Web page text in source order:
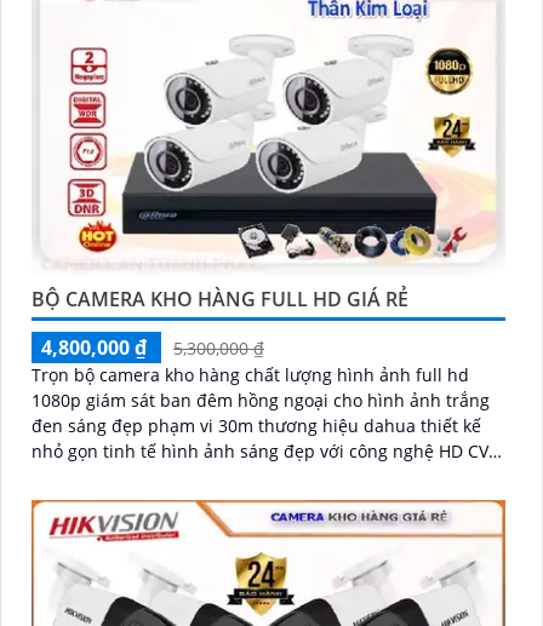
BỘ CAMERA KHO HÀNG FULL HD GIÁ RẺ
4,800,000 ₫
5,300,000 ₫
Trọn bộ camera kho hàng chất lượng hình ảnh full hd
1080p giám sát ban đêm hồng ngoại cho hình ảnh trắng
đen sáng đẹp phạm vi 30m thương hiệu dahua thiết kế
nhỏ gọn tinh tế hình ảnh sáng đẹp với công nghệ HD CVI